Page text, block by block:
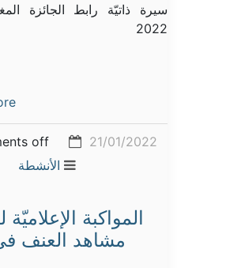
2022
21/01/2022
off
الأنشطة
المواكبة
مشاهد العنف